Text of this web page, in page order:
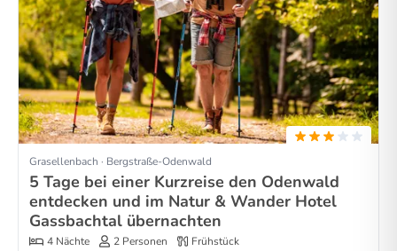
Grasellenbach · Bergstraße-Odenwald
5 Tage bei einer Kurzreise den Odenwald
entdecken und im Natur & Wander Hotel
Gassbachtal übernachten
4 Nächte 2 Personen Frühstück